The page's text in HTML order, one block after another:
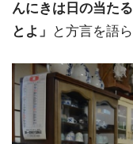
んにきは日の当た
とよ」
と方言を語